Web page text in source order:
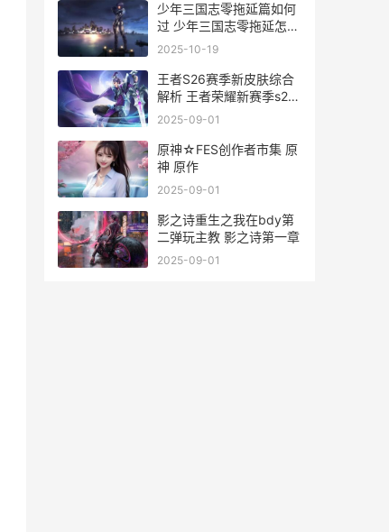
少年三国志零拖延篇如何
过 少年三国志零拖延怎么
过
2025-10-19
王者S26赛季新皮肤综合
解析 王者荣耀新赛季s22
赛季皮肤
2025-09-01
原神☆FES创作者市集 原
神 原作
2025-09-01
影之诗重生之我在bdy第
二弹玩主教 影之诗第一章
2025-09-01